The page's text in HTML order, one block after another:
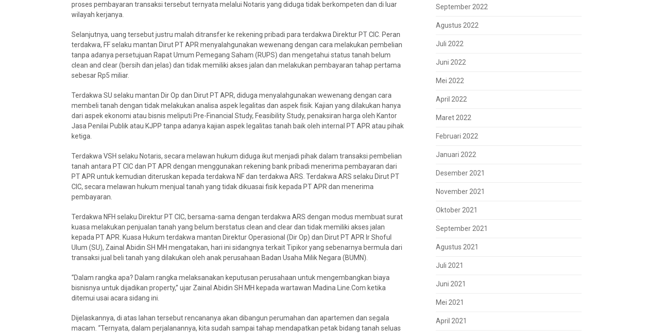
proses pembayaran transaksi tersebut ternyata melalui Notaris yang diduga tidak berkompeten dan di luar
wilayah kerjanya.
Selanjutnya, uang tersebut justru malah ditransfer ke rekening pribadi para terdakwa Direktur PT CIC. Peran
terdakwa, FF selaku mantan Dirut PT APR menyalahgunakan wewenang dengan cara melakukan pembelian
tanpa adanya persetujuan Rapat Umum Pemegang Saham (RUPS) dan mengetahui status tanah belum
clean and clear (bersih dan jelas) dan tidak memiliki akses jalan dan melakukan pembayaran tahap pertama
sebesar Rp5 miliar.
Terdakwa SU selaku mantan Dir Op dan Dirut PT APR, diduga menyalahgunakan wewenang dengan cara
membeli tanah dengan tidak melakukan analisa aspek legalitas dan aspek fisik. Kajian yang dilakukan hanya
dari aspek ekonomi atau bisnis meliputi Pre-Financial Study, Feasibility Study, penaksiran harga oleh Kantor
Jasa Penilai Publik atau KJPP tanpa adanya kajian aspek legalitas tanah baik oleh internal PT APR atau pihak
ketiga.
Terdakwa VSH selaku Notaris, secara melawan hukum diduga ikut menjadi pihak dalam transaksi pembelian
tanah antara PT CIC dan PT APR dengan menggunakan rekening bank pribadi menerima pembayaran dari
PT APR untuk kemudian diteruskan kepada terdakwa NF dan terdakwa ARS. Terdakwa ARS selaku Dirut PT
CIC, secara melawan hukum menjual tanah yang tidak dikuasai fisik kepada PT APR dan menerima
pembayaran.
Terdakwa NFH selaku Direktur PT CIC, bersama-sama dengan terdakwa ARS dengan modus membuat surat
kuasa melakukan penjualan tanah yang belum berstatus clean and clear dan tidak memiliki akses jalan
kepada PT APR. Kuasa Hukum terdakwa mantan Direktur Operasional (Dir Op) dan Dirut PT APR Ir Shoful
Ulum (SU), Zainal Abidin SH MH mengatakan, hari ini sidangnya terkait Tipikor yang sebenarnya bermula dari
transaksi jual beli tanah yang dilakukan oleh anak perusahaan Badan Usaha Milik Negara (BUMN).
“Dalam rangka apa? Dalam rangka melaksanakan keputusan perusahaan untuk mengembangkan biaya
bisnisnya untuk dijadikan property,” ujar Zainal Abidin SH MH kepada wartawan Madina Line.Com ketika
ditemui usai acara sidang ini.
Dijelaskannya, di atas lahan tersebut rencananya akan dibangun perumahan dan apartemen dan segala
macam. “Ternyata, dalam perjalanannya, kita sudah sampai tahap mendapatkan petak bidang tanah seluas
September 2022
Agustus 2022
Juli 2022
Juni 2022
Mei 2022
April 2022
Maret 2022
Februari 2022
Januari 2022
Desember 2021
November 2021
Oktober 2021
September 2021
Agustus 2021
Juli 2021
Juni 2021
Mei 2021
April 2021